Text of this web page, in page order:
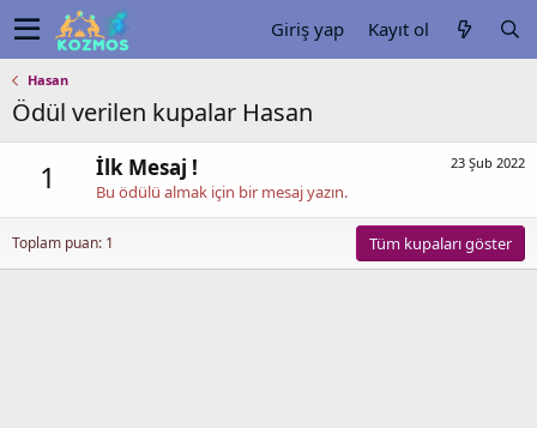
Giriş yap Kayıt ol
Hasan
Ödül verilen kupalar Hasan
1 23 Şub 2022
İlk Mesaj !
Bu ödülü almak için bir mesaj yazın.
Toplam puan: 1 Tüm kupaları göster